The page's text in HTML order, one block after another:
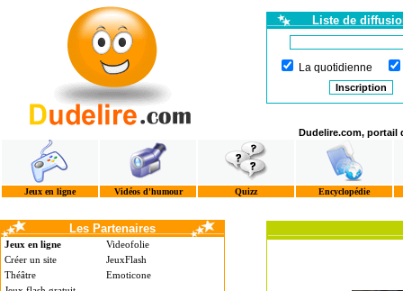
Liste de
La quotidienne
Dudelire.com, portail
Jeux en ligne Vidéos d'humour Quizz Encyclopédie
Les Partenaires
Jeux en ligne
Créer un site
Théâtre
Videofolie
JeuxFlash
Emoticone